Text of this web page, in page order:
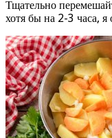
Тщательно
хотя бы на 2-3 часа, я